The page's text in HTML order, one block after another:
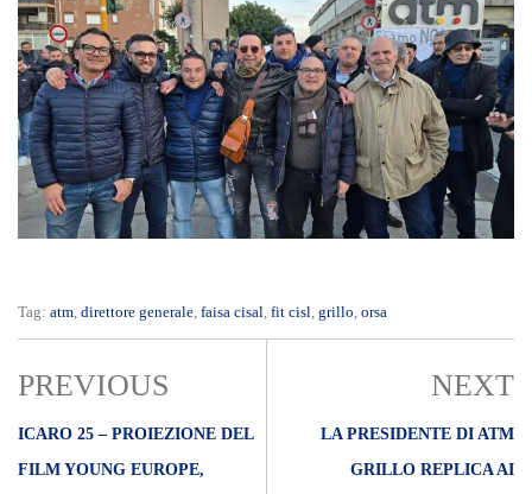
Tag: atm direttore generale faisa cisal fit cisl grillo orsa
PREVIOUS
ICARO 25 – PROIEZIONE DEL
FILM YOUNG EUROPE,
NEXT
LA PRESIDENTE DI ATM
GRILLO REPLICA AI